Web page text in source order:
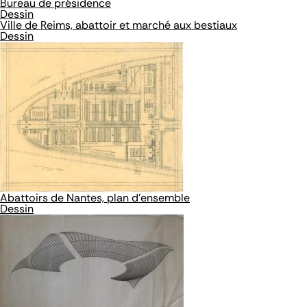
Bureau de présidence
Dessin
Ville de Reims, abattoir et marché aux bestiaux
Dessin
Abattoirs de Nantes, plan d'ensemble
Dessin